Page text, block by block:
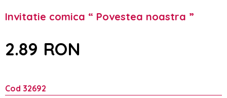
Invitatie comica “ Povestea noastra ”
2.89 RON
Cod 32692